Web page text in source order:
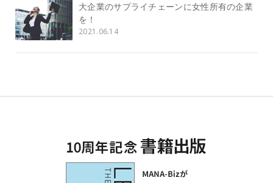
大企業のサプライチェーンに女性所有の企業
を！
2021.06.14